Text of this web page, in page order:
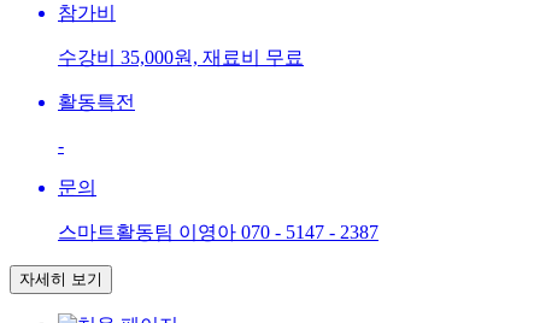
참가비
수강비 35,000원, 재료비 무료
활동특전
-
문의
스마트활동팀 이영아 070 - 5147 - 2387
자세히 보기